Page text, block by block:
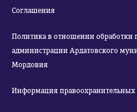
Соглашения
Политика в отношении обработки
администрации Ардатовского
Мордовия
Информация